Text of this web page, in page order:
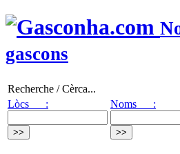
gascons
Recherche / Cèrca...
Lòcs :
Noms :